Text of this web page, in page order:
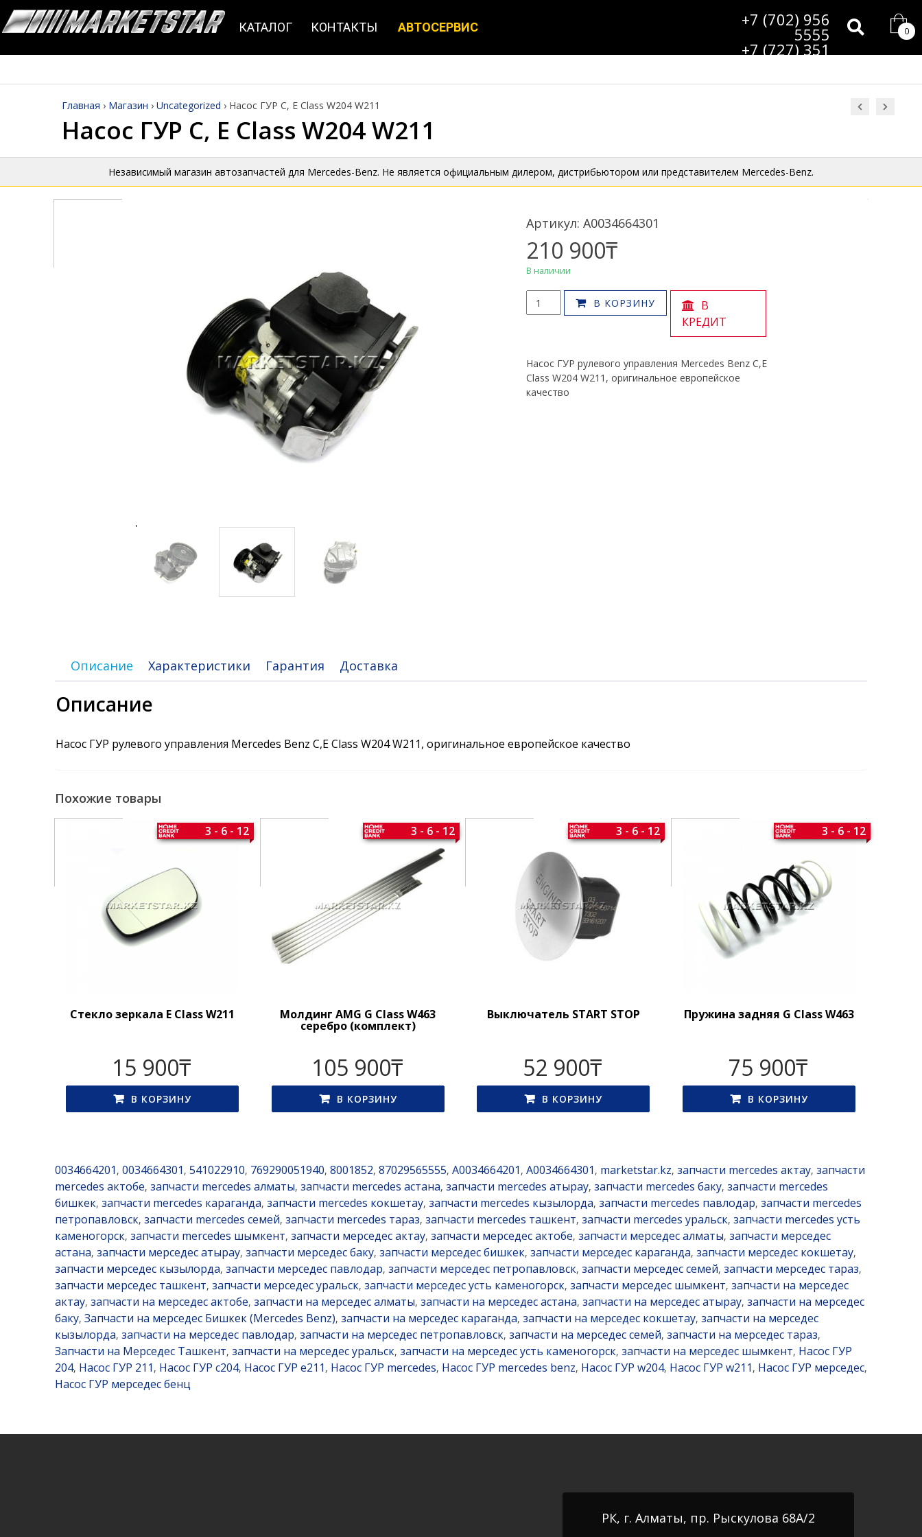
КАТАЛОГ КОНТАКТЫ АВТОСЕРВИС +7 (702) 956
5555
+7 (727) 351
Главная › Магазин › Uncategorized › Насос ГУР C, E Class W204 W211
Насос ГУР C, E Class W204 W211
Независимый магазин автозапчастей для Mercedes-Benz. Не является официальным дилером, дистрибьютором или представителем Mercedes-Benz.
Артикул: A0034664301
210 900₸
В наличии
Количество
товара
E
Class
W204
В КОРЗИНУ
В
КРЕДИТ
Насос ГУР рулевого управления Mercedes Benz C,E
Class W204 W211, оригинальное европейское
качество
Описание Характеристики Гарантия Доставка
Описание
Насос ГУР рулевого управления Mercedes Benz C,E Class W204 W211, оригинальное европейское качество
Похожие товары
Стекло зеркала E Class W211
3 - 6 - 12
15 900₸
В КОРЗИНУ
Молдинг AMG G Class W463
серебро (комплект)
3 - 6 - 12
105 900₸
В КОРЗИНУ
Выключатель START STOP
3 - 6 - 12
52 900₸
В КОРЗИНУ
Пружина задняя G Class W463
3 - 6 - 12
75 900₸
В КОРЗИНУ
0034664201 , 0034664301 , 541022910, 769290051940, 8001852, 87029565555, A0034664201 , A0034664301 , marketstar.kz, запчасти mercedes актау, запчасти
mercedes актобе, запчасти mercedes алматы, запчасти mercedes астана, запчасти mercedes атырау, запчасти mercedes баку, запчасти mercedes
бишкек, запчасти mercedes караганда, запчасти mercedes кокшетау, запчасти mercedes кызылорда, запчасти mercedes павлодар, запчасти mercedes
петропавловск, запчасти mercedes семей, запчасти mercedes тараз, запчасти mercedes ташкент, запчасти mercedes уральск, запчасти mercedes усть
каменогорск, запчасти mercedes шымкент, запчасти мерседес актау, запчасти мерседес актобе, запчасти мерседес алматы, запчасти мерседес
астана, запчасти мерседес атырау, запчасти мерседес баку, запчасти мерседес бишкек, запчасти мерседес караганда, запчасти мерседес кокшетау,
запчасти мерседес кызылорда, запчасти мерседес павлодар, запчасти мерседес петропавловск, запчасти мерседес семей, запчасти мерседес тараз,
запчасти мерседес ташкент, запчасти мерседес уральск, запчасти мерседес усть каменогорск, запчасти мерседес шымкент, запчасти на мерседес
актау, запчасти на мерседес актобе, запчасти на мерседес алматы, запчасти на мерседес астана, запчасти на мерседес атырау, запчасти на мерседес
баку, Запчасти на мерседес Бишкек (Mercedes Benz), запчасти на мерседес караганда, запчасти на мерседес кокшетау, запчасти на мерседес
кызылорда, запчасти на мерседес павлодар, запчасти на мерседес петропавловск, запчасти на мерседес семей, запчасти на мерседес тараз,
Запчасти на Мерседес Ташкент, запчасти на мерседес уральск, запчасти на мерседес усть каменогорск, запчасти на мерседес шымкент, Насос ГУР
204, Насос ГУР 211 , Насос ГУР c204, Насос ГУР e211 , Насос ГУР mercedes, Насос ГУР mercedes benz, Насос ГУР w204, Насос ГУР w211 , Насос ГУР мерседес,
Насос ГУР мерседес бенц
РК, г. Алматы, пр. Рыскулова 68А/2
0